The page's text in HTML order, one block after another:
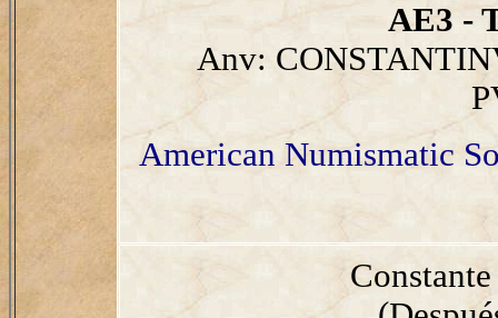
AE3 -
Anv:
American Numismatic